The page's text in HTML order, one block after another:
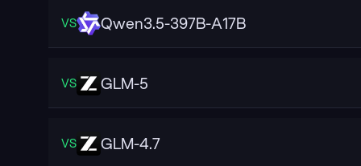
VS Qwen3.5-397B-A17B
VS GLM-5
VS GLM-4.7